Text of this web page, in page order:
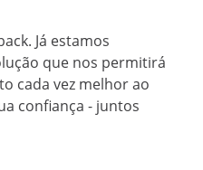
Já estamos
que nos permitirá
cada vez melhor ao
confiança - juntos